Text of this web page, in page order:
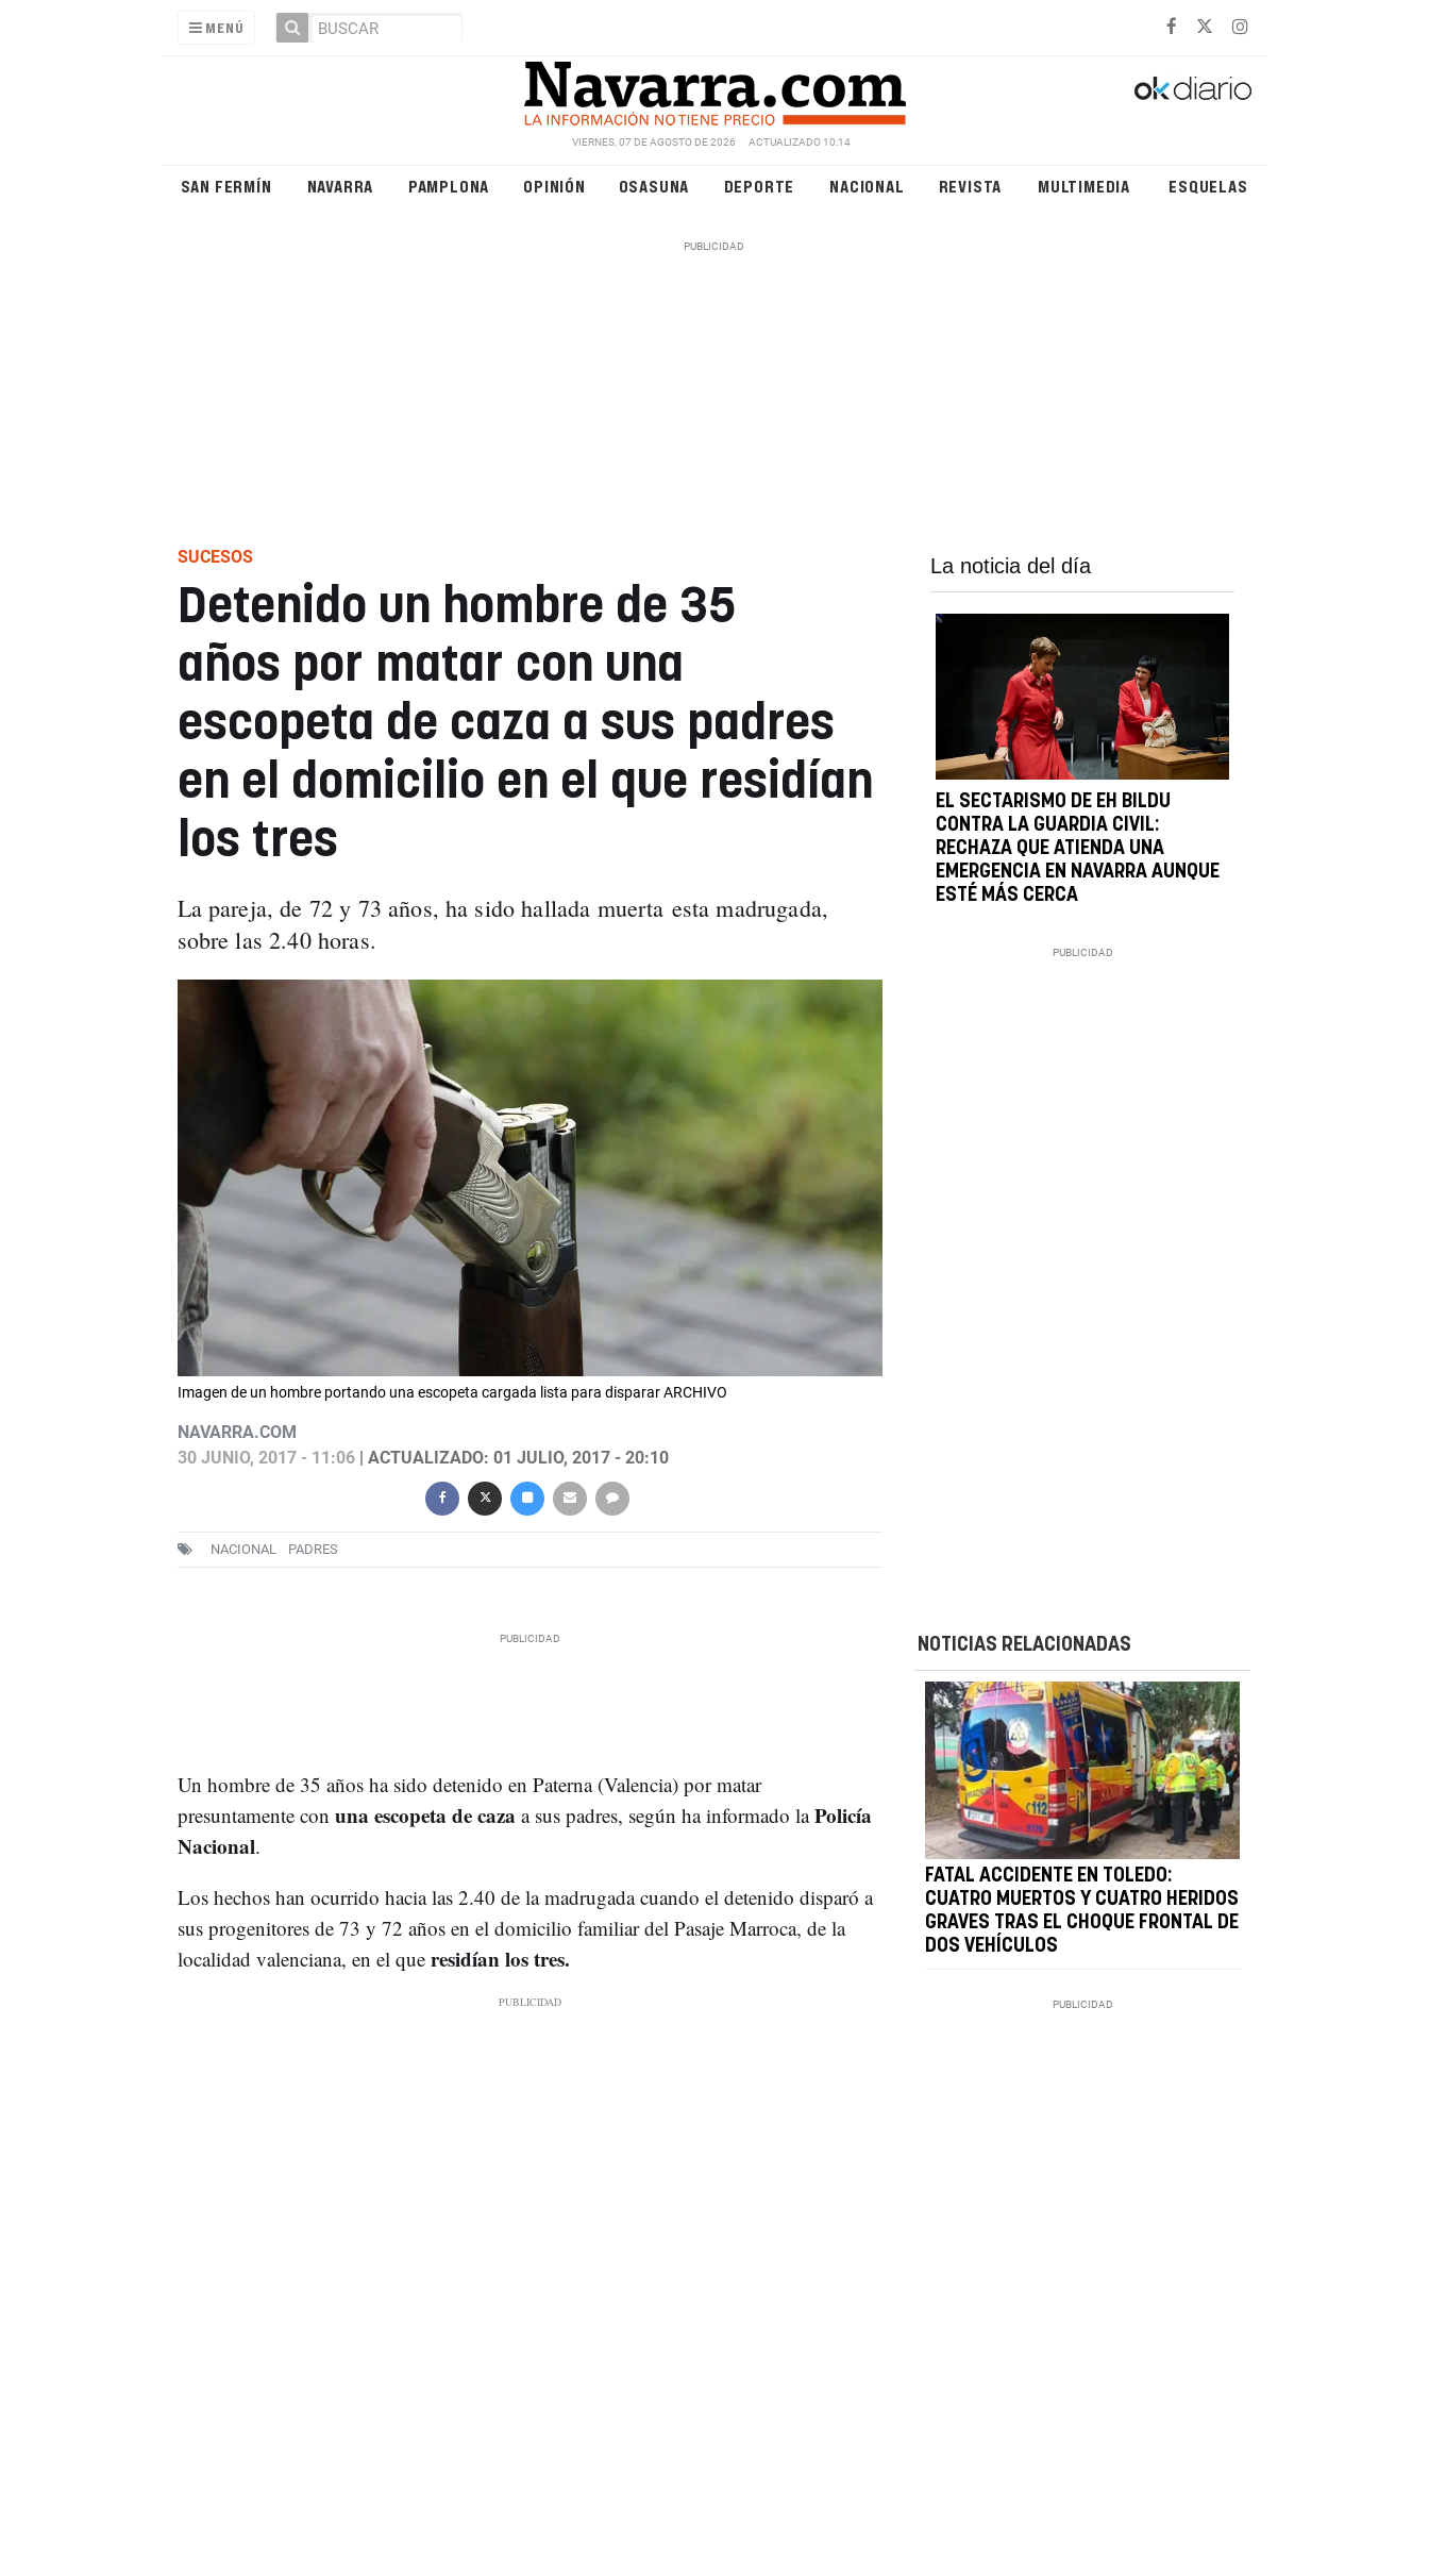
MENÚ
VIERNES, 07 DE AGOSTO DE 2026 ACTUALIZADO 10:14
SAN FERMÍN NAVARRA PAMPLONA OPINIÓN OSASUNA DEPORTE NACIONAL REVISTA MULTIMEDIA ESQUELAS
SUCESOS
Detenido un hombre de 35
años por matar con una
escopeta de caza a sus padres
en el domicilio en el que residían
los tres
La pareja, de 72 y 73 años, ha sido hallada muerta esta madrugada,
sobre las 2.40 horas.
Imagen de un hombre portando una escopeta cargada lista para disparar ARCHIVO
NAVARRA.COM
30 JUNIO, 2017 - 11:06| ACTUALIZADO: 01 JULIO, 2017 - 20:10
NACIONAL PADRES
La noticia del día
EL SECTARISMO DE EH BILDU
CONTRA LA GUARDIA CIVIL:
RECHAZA QUE ATIENDA UNA
EMERGENCIA EN NAVARRA AUNQUE
ESTÉ MÁS CERCA
Un hombre de 35 años ha sido detenido en Paterna (Valencia) por matar
presuntamente con una escopeta de caza a sus padres, según ha informado laPolicía
Nacional.
Los hechos han ocurrido hacia las 2.40 de la madrugada cuando el detenido disparó a
sus progenitores de 73 y 72 años en el domicilio familiar del Pasaje Marroca, de la
localidad valenciana, en el queresidían los tres.
NOTICIAS RELACIONADAS
FATAL ACCIDENTE EN TOLEDO:
CUATRO MUERTOS Y CUATRO HERIDOS
GRAVES TRAS EL CHOQUE FRONTAL DE
DOS VEHÍCULOS